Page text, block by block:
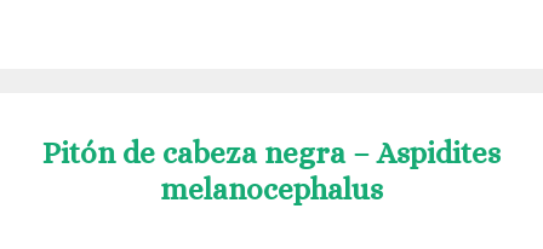
Pitón de cabeza negra – Aspidites
melanocephalus